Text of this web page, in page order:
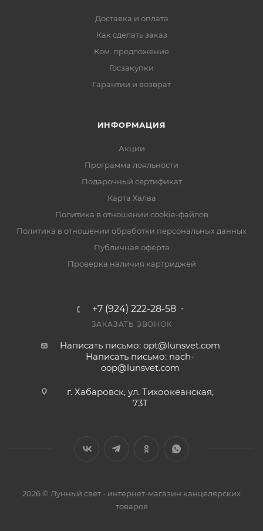
Доставка и оплата
Как сделать заказ
Ком. предложение
Госзакупки
Гарантии и возврат
ИНФОРМАЦИЯ
Акции
Программа лояльности
Подарочный сертификат
Карта Халва
Политика в отношении cookie-файлов
Политика в отношении обработки персональных данных
Публичная оферта
Проверка наличия картриджей
+7 (924) 222-28-58
ЗАКАЗАТЬ ЗВОНОК
Написать письмо: opt@lunsvet.com
Написать письмо: nach-
oop@lunsvet.com
г. Хабаровск, ул. Тихоокеанская,
73Т
2026 © Лунный свет - интернет-магазин канцелярских
товаров